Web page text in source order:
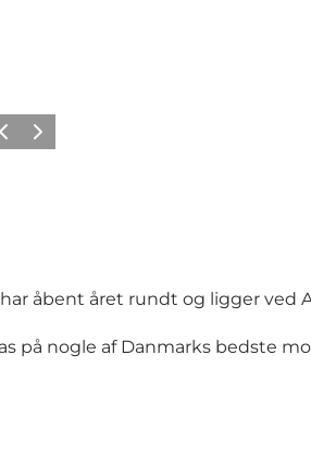
Næste
åbent året rundt og ligger ved
på nogle af Danmarks bedste